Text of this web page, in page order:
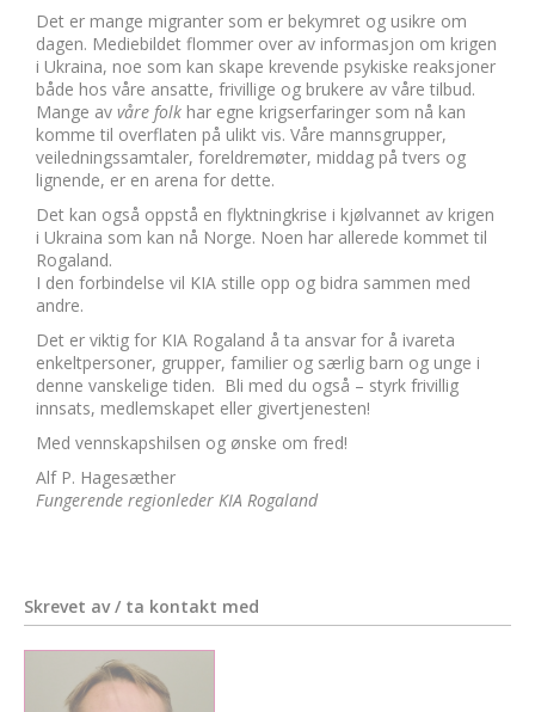
Det er mange migranter som er bekymret og usikre om
dagen. Mediebildet flommer over av informasjon om krigen
i Ukraina, noe som kan skape krevende psykiske reaksjoner
både hos våre ansatte, frivillige og brukere av våre tilbud.
Mange av våre folk har egne krigserfaringer som nå kan
komme til overflaten på ulikt vis. Våre mannsgrupper,
veiledningssamtaler, foreldremøter, middag på tvers og
lignende, er en arena for dette.
Det kan også oppstå en flyktningkrise i kjølvannet av krigen
i Ukraina som kan nå Norge. Noen har allerede kommet til
Rogaland.
I den forbindelse vil KIA stille opp og bidra sammen med
andre.
Det er viktig for KIA Rogaland å ta ansvar for å ivareta
enkeltpersoner, grupper, familier og særlig barn og unge i
denne vanskelige tiden. Bli med du også – styrk frivillig
innsats, medlemskapet eller givertjenesten!
Med vennskapshilsen og ønske om fred!
Alf P. Hagesæther
Fungerende regionleder KIA Rogaland
Skrevet av / ta kontakt med